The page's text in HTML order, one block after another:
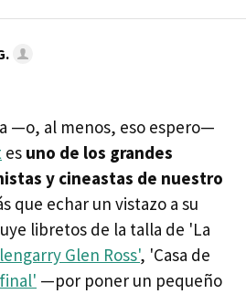
—o, al menos, eso espero—
es uno de los grandes
y cineastas de nuestro
que echar un vistazo a su
libretos de la talla de 'La
Glen Ross', 'Casa de
—por poner un pequeño